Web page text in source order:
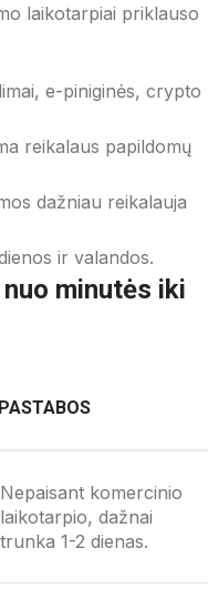
laikotarpiai priklauso
e-piniginės, crypto
reikalaus papildomų
dažniau reikalauja
ir valandos.
minutės iki
PASTABOS
Nepaisant komercinio
laikotarpio, dažnai
trunka 1-2 dienas.